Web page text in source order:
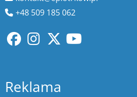
+48 509 185 062
Reklama